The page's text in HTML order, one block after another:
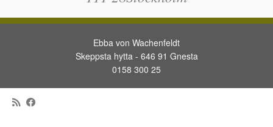
Ebba von Wachenfeldt
Skeppsta hytta - 646 91 Gnesta
0158 300 25